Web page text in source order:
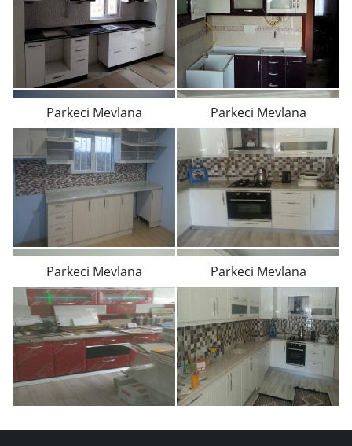
Parkeci Mevlana Parkeci Mevlana
Parkeci Mevlana Parkeci Mevlana